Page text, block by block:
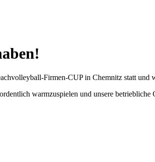
Firmen-CUP in Chemnitz statt und
warmzuspielen und unsere